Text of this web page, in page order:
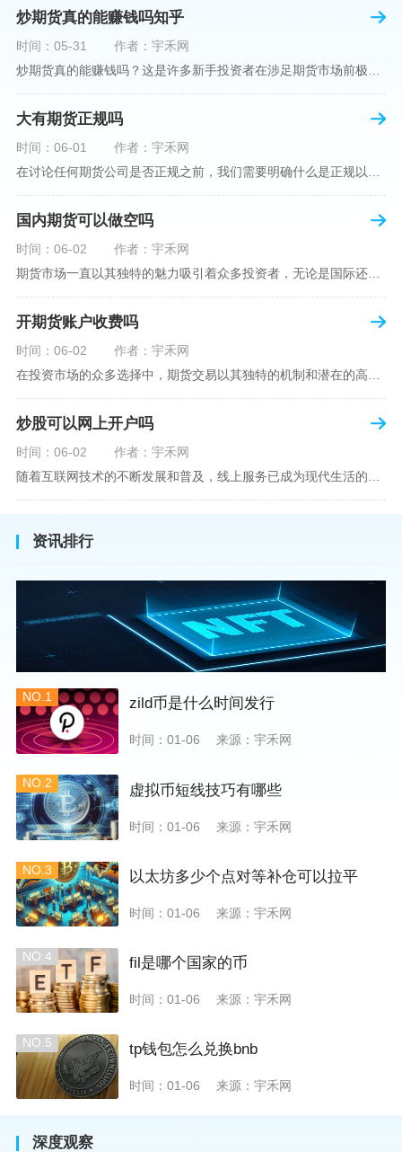
炒期货真的能赚钱吗知乎
时间：05-31
作者：宇禾网
大有期货正规吗
时间：06-01
作者：宇禾网
国内期货可以做空吗
时间：06-02
作者：宇禾网
期货市场一直以其独特的魅力吸引着众多投资者，无论是国际还是国内场景下，其波澜壮阔的市场行情都给予了投资者无限遐想。今天，我们将深入探讨一个特别的问题——"国内期货可以做空吗"？这个问题不仅关乎投资者的策略布局，更涉及到期货市场机制的基本理解。在深入探讨之前，我们首先需要明确几个期货市场的基础概念。期货，是指在标准化合约基础上，双方承诺在未来某一特定时间以约定价格买卖一定数量的商品或金融产品的合约。它允訸投资者通过买入（做多）或卖出（做空）合约来预测未来价格的变动。我们来揭开国
开期货账户收费吗
时间：06-02
作者：宇禾网
炒股可以网上开户吗
时间：06-02
作者：宇禾网
资讯排行
NO.1 zild币是什么时间发行
时间：01-06 来源：宇禾网
NO.2 虚拟币短线技巧有哪些
时间：01-06 来源：宇禾网
NO.3 以太坊多少个点对等补仓可以拉平
时间：01-06 来源：宇禾网
NO.4 fil是哪个国家的币
时间：01-06 来源：宇禾网
NO.5 tp钱包怎么兑换bnb
时间：01-06 来源：宇禾网
深度观察